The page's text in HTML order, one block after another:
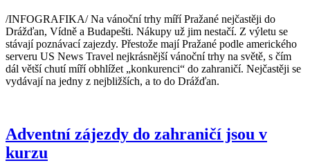
/INFOGRAFIKA/ Na vánoční trhy míří Pražané nejčastěji do
Drážďan, Vídně a Budapešti. Nákupy už jim nestačí. Z výletu se
stávají poznávací zajezdy. Přestože mají Pražané podle amerického
serveru US News Travel nejkrásnější vánoční trhy na světě, s čím
dál větší chutí míří obhlížet „konkurenci“ do zahraničí. Nejčastěji se
vydávají na jedny z nejbližších, a to do Drážďan.
Adventní zájezdy do zahraničí jsou v
kurzu